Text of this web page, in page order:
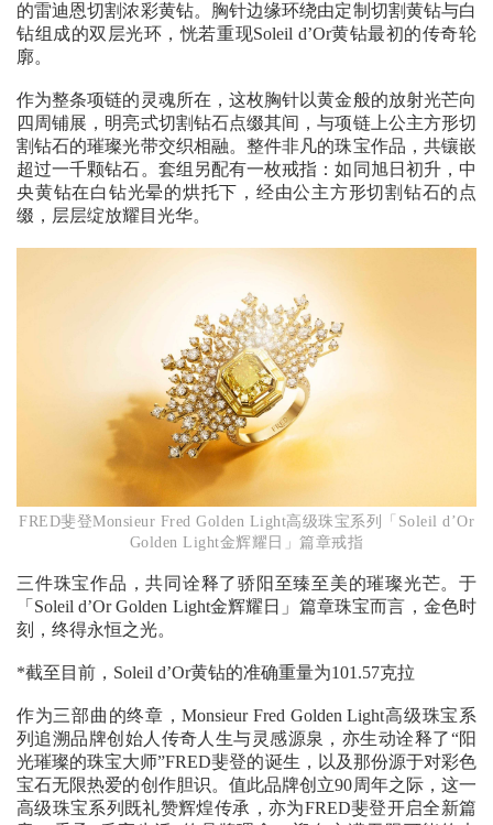
的雷迪恩切割浓彩黄钻。胸针边缘环绕由定制切割黄钻与白
钻组成的双层光环，恍若重现Soleil d’Or黄钻最初的传奇轮
廓。
作为整条项链的灵魂所在， 这枚胸针以黄金般的放射光芒向
四周铺展， 明亮式切割钻石点缀其间，与项链上公主方形切
割钻石的璀璨光带交织相融。整件非凡的珠宝作品， 共镶嵌
超过一千颗钻石。 套组另配有一枚戒指：如同旭日初升， 中
央黄钻在白钻光晕的烘托下， 经由公主方形切割钻石的点
缀， 层层绽放耀目光华。
FRED斐登Monsieur Fred Golden Light高级珠宝系列「Soleil d’Or
Golden Light金辉耀日」篇章戒指
三件珠宝作品，共同诠释了骄阳至臻至美的璀璨光芒。 于
「 Soleil d’Or Golden Light金辉耀日」 篇章珠宝而言， 金色时
刻， 终得永恒之光。
*截至目前， Soleil d’Or黄钻的准确重量为101.57克拉
作为三部曲的终章，Monsieur Fred Golden Light高级珠宝系
列追溯品牌创始人传奇人生与灵感源泉， 亦生动诠释了“阳
光璀璨的珠宝大师”FRED斐登的诞生， 以及那份源于对彩色
宝石无限热爱的创作胆识。 值此品牌创立90周年之际， 这一
高级珠宝系列既礼赞辉煌传承， 亦为FRED斐登开启全新篇